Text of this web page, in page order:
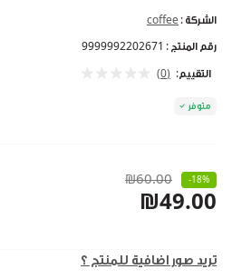
الشركة : coffee
رقم المنتج : 9999992202671
التقييم: (0)
متوفر
₪60.00 -18%
₪49.00
تريد صور اضافية للمنتج ؟